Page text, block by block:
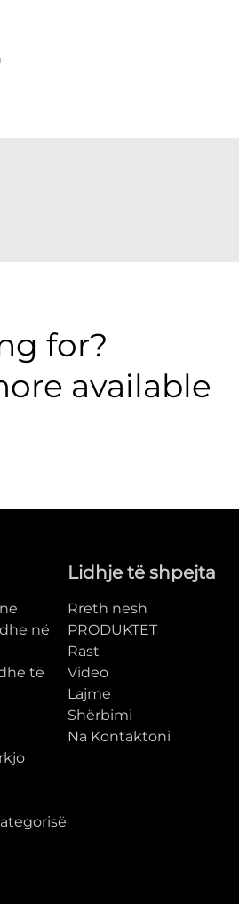
for?
available
në
të
Lidhje të shpejta
Rreth nesh
PRODUKTET
Rast
Video
Lajme
Shërbimi
Na Kontaktoni